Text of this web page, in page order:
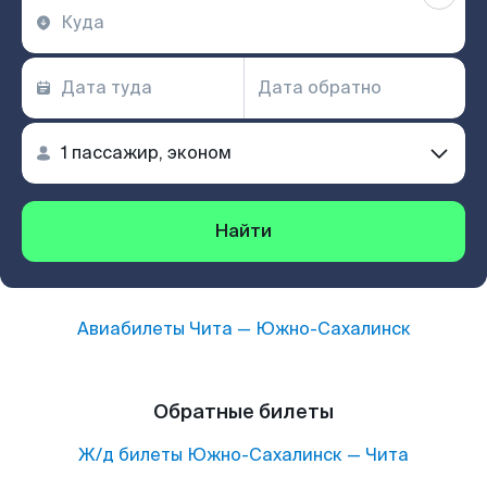
Найти
Авиабилеты Чита — Южно-Сахалинск
Обратные билеты
Ж/д билеты Южно-Сахалинск — Чита